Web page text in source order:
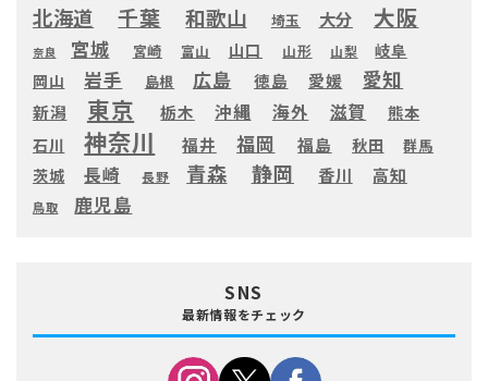
北海道 千葉 和歌山 埼玉 大分 大阪
奈良 宮城 宮崎 富山 山口 山形 山梨
岐阜
岡山
岩手 島根 広島 徳島 愛媛 愛知
新潟 東京 栃木 沖縄 海外 滋賀
熊本
石川
神奈川 福井 福岡 福島 秋田 群馬
茨城 長崎 長野 青森 静岡 香川 高知
鳥取 鹿児島
SNS
最新情報をチェック